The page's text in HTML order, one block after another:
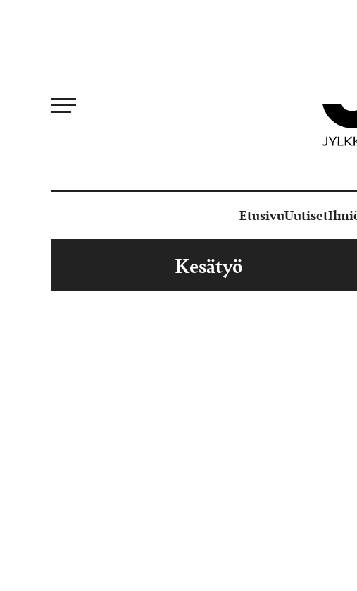
EtusivuUutiset
Kesätyö